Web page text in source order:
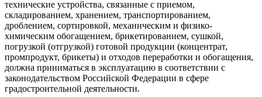
технические устройства, связанные с приемом,
складированием, хранением, транспортированием,
дроблением, сортировкой, механическим и физико-
химическим обогащением, брикетированием, сушкой,
погрузкой (отгрузкой) готовой продукции (концентрат,
промпродукт, брикеты) и отходов переработки и обогащения,
должна приниматься в эксплуатацию в соответствии с
законодательством Российской Федерации в сфере
градостроительной деятельности.